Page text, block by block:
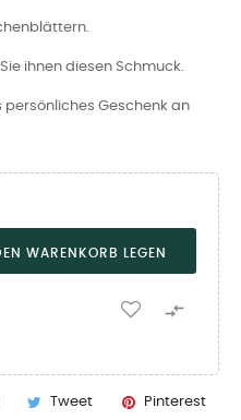
ihnen diesen Schmuck.
persönliches Geschenk an
WARENKORB LEGEN

Tweet Pinterest